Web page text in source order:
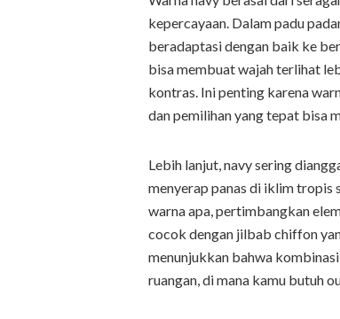
kepercayaan. Dalam padu
beradaptasi dengan baik ke
bisa membuat wajah terlihat
kontras. Ini penting karena
dan pemilihan yang tepat bisa
Lebih lanjut, navy sering
menyerap panas di iklim tropis
warna apa, pertimbangkan
cocok dengan jilbab chiffon
menunjukkan bahwa
ruangan, di mana kamu butuh